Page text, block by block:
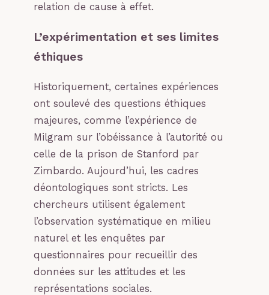
relation de cause à effet.
L’expérimentation et ses limites
éthiques
Historiquement, certaines expériences
ont soulevé des questions éthiques
majeures, comme l’expérience de
Milgram sur l’obéissance à l’autorité ou
celle de la prison de Stanford par
Zimbardo. Aujourd’hui, les cadres
déontologiques sont stricts. Les
chercheurs utilisent également
l’observation systématique en milieu
naturel et les enquêtes par
questionnaires pour recueillir des
données sur les attitudes et les
représentations sociales.